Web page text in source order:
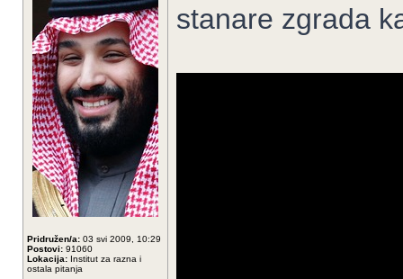
Pridružen/a: 03 svi 2009, 10:29
Postovi: 91060
Lokacija: Institut za razna i
ostala pitanja
stanare zgrada